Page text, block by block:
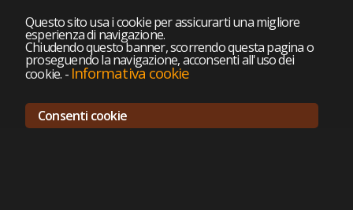
Questo sito usa i cookie per assicurarti una migliore
esperienza di navigazione.
Chiudendo questo banner, scorrendo questa pagina o
proseguendo la navigazione, acconsenti all'uso dei
cookie. - Informativa cookie
Consenti cookie